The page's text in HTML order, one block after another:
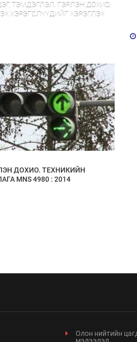
ТЭМДЭГЛЭЛ, ГЭРЛЭН ДОХИО,
ХЭРЭГСЛҮҮДИЙГ ХЭРЭГЛЭХ
ДОХИО. ТЕХНИКИЙН
MNS 4980 : 2014
Олон нийтийн